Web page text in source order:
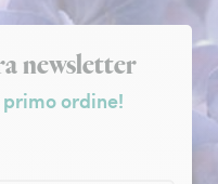
newsletter
ordine!